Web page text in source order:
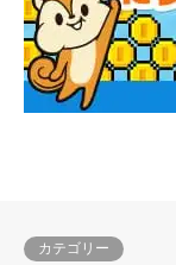
カテゴリー